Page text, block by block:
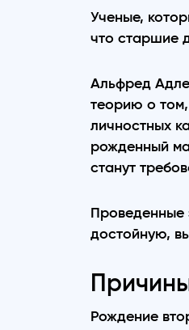
Ученые,
что старшие
Альфред
теорию о
личностных
рожденный
станут
Проведенные
достойную,
Рождение